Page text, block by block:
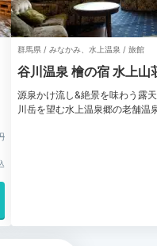
群馬県 / みなかみ、水上温泉 / 旅館
谷川温泉 檜の宿 水上山
源泉かけ流し&絶景を味わう露
川岳を望む水上温泉郷の老舗温